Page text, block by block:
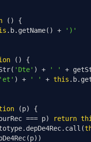
()
{
. b. getName() +
')'
()
{
( 'Dte' ) + ' ' +
'et' ) + ' ' + this . b.
(p)
{
=== p) return
. depDe4Rec. call (
(p))